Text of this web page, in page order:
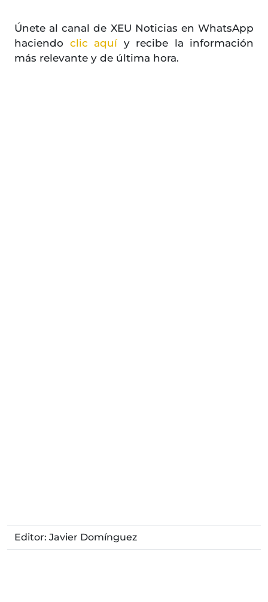
Únete al canal de XEU Noticias en WhatsApp
haciendo clic aquí y recibe la información
más relevante y de última hora.
Editor: Javier Domínguez